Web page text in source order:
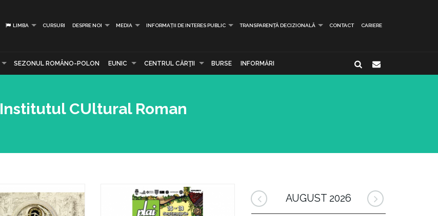
LIMBA CURSURI DESPRE NOI MEDIA INFORMAȚII DE INTERES PUBLIC TRANSPARENȚĂ DECIZIONALĂ CONTACT CARIERE
SEZONUL ROMÂNO-POLON EUNIC CENTRUL CĂRŢII BURSE INFORMĂRI
Institutul CUltural Roman
AUGUST 2026